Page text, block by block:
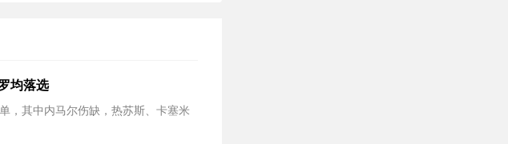
均落选
，其中内马尔伤缺，热苏斯、卡塞米